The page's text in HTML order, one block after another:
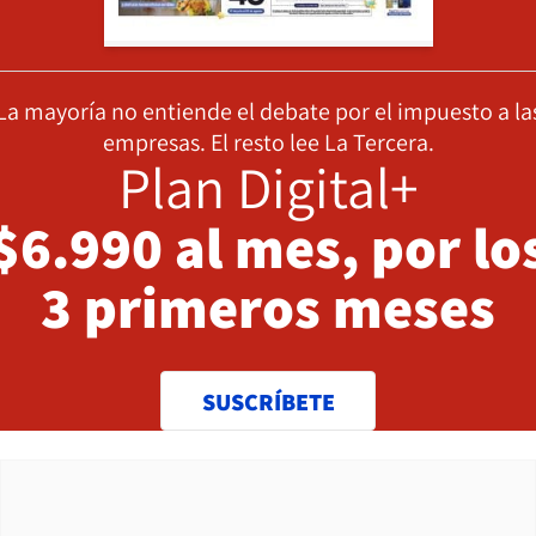
mayoría no entiende el debate por el impuesto a
empresas. El resto lee La Tercera.
Plan Digital+
al mes, por
3 primeros meses
SUSCRÍBETE